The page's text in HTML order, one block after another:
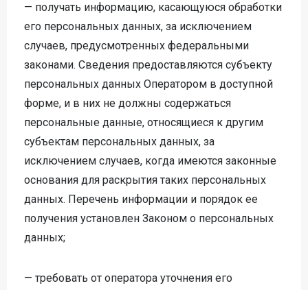
— получать информацию, касающуюся обработки
его персональных данных, за исключением
случаев, предусмотренных федеральными
законами. Сведения предоставляются субъекту
персональных данных Оператором в доступной
форме, и в них не должны содержаться
персональные данные, относящиеся к другим
субъектам персональных данных, за
исключением случаев, когда имеются законные
основания для раскрытия таких персональных
данных. Перечень информации и порядок ее
получения установлен Законом о персональных
данных;
— требовать от оператора уточнения его